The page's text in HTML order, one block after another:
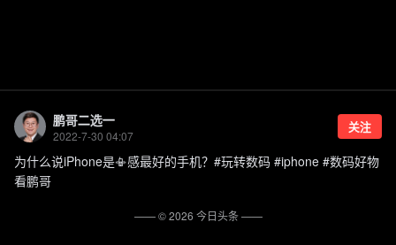
鹏哥二选一
2022-7-30 04:07
关注
为什么说iPhone是📳感最好的手机？#玩转数码 #iphone #数码好物
看鹏哥
—— ©2026 今日头条——